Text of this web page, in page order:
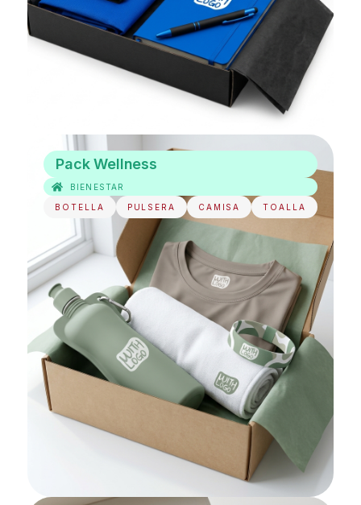
Pack Wellness
BIENESTAR
BOTELLA PULSERA CAMISA TOALLA